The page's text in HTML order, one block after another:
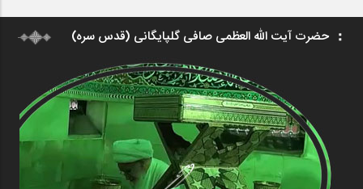
حضرت آیت الله العظمی صافی گلپایگانی (قدس سره)